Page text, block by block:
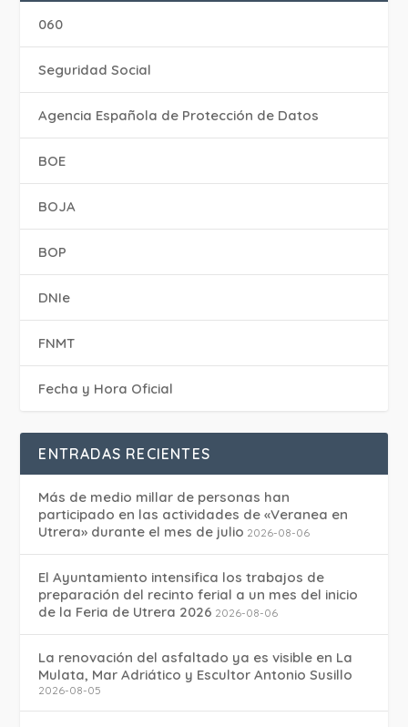
060
Seguridad Social
Agencia Española de Protección de Datos
BOE
BOJA
BOP
DNIe
FNMT
Fecha y Hora Oficial
ENTRADAS RECIENTES
Más de medio millar de personas han
participado en las actividades de «Veranea en
Utrera» durante el mes de julio 2026-08-06
El Ayuntamiento intensifica los trabajos de
preparación del recinto ferial a un mes del inicio
de la Feria de Utrera 2026 2026-08-06
La renovación del asfaltado ya es visible en La
Mulata, Mar Adriático y Escultor Antonio Susillo
2026-08-05